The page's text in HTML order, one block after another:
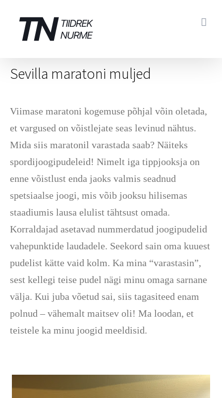
content
Sevilla maratoni muljed
Viimase maratoni kogemuse põhjal võin oletada,
et vargused on võistlejate seas levinud nähtus.
Mida siis maratonil varastada saab? Näiteks
spordijoogipudeleid! Nimelt iga tippjooksja on
enne võistlust enda jaoks valmis seadnud
spetsiaalse joogi, mis võib jooksu hilisemas
staadiumis lausa elulist tähtsust omada.
Korraldajad asetavad nummerdatud joogipudelid
vahepunktide laudadele. Seekord sain oma kuuest
pudelist kätte vaid kolm. Ka mina “varastasin”,
sest kellegi teise pudel nägi minu omaga sarnane
välja. Kui juba võetud sai, siis tagasiteed enam
polnud – vähemalt maitsev oli! Ma loodan, et
teistele ka minu joogid meeldisid.